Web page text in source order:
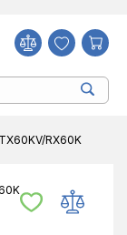
RX60K